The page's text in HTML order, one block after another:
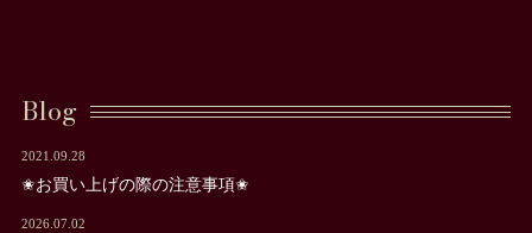
Blog
2021.09.28
✬お買い上げの際の注意事項✬
2026.07.02